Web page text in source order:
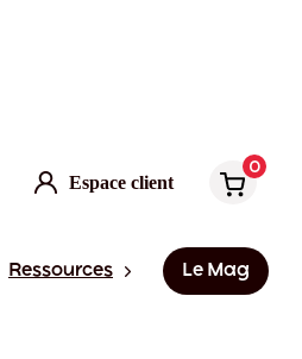
Espace client
0
Ressources Le Mag